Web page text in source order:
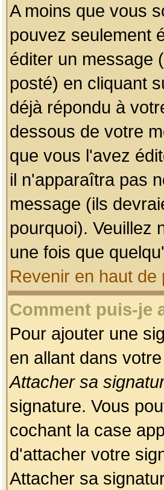
A moins que vous
pouvez seulement
éditer un message
posté) en cliquant
déjà répondu à
dessous de votre
que vous l'avez
il n'apparaîtra pas
message (ils
pourquoi). Veuillez
une fois que
Revenir en haut de
Comment puis-je
Pour ajouter une
en allant dans
Attacher sa
signature. Vous
cochant la case
d'attacher votre
Attacher sa